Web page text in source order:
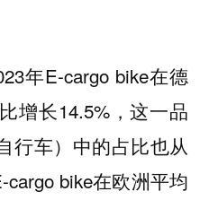
年E-cargo bike在德
增长14.5%，这一品
行车）中的占比也从
bike在欧洲平均